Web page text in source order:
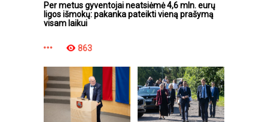
Per metus gyventojai neatsiėmė 4,6 mln. eurų
ligos išmokų: pakanka pateikti vieną prašymą
visam laikui
863